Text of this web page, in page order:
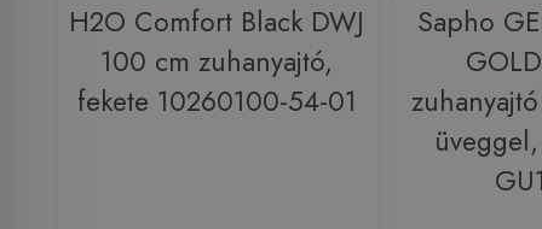
H2O Comfort Black DWJ
100 cm zuhanyajtó,
fekete 10260100-54-01
Sapho